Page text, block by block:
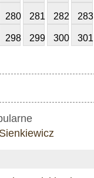
280 281 282 283
298 299 300 301